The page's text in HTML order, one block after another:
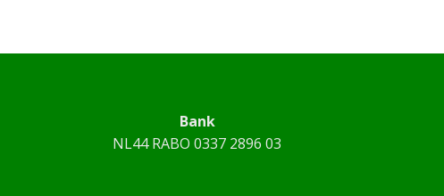
Bank
NL44 RABO 0337 2896 03